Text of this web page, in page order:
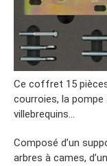
Ce coffret 15
courroies, la pompe
villebrequins…
Composé d’un
arbres à cames,